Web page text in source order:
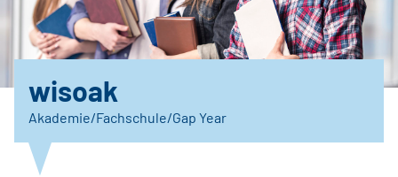
wisoak
Akademie/Fachschule/Gap Year